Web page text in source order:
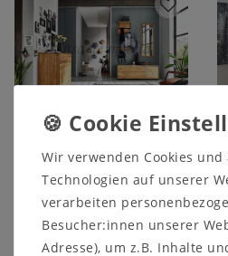
Dielen-Set mit
Metallsockel M10
WALK IN 5teilig
Wildeiche geölt oder
bianco
Wir verwenden Cookies und
Technologien auf unserer
verarbeiten
Besucher:innen unserer
Adresse), um z.B. Inhalte